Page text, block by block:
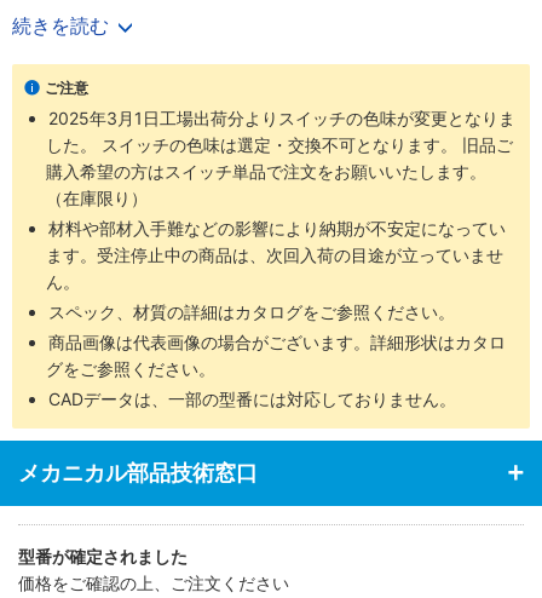
【20-シリーズ 銅系・フッ素系不可仕様】
・銅材質、フッ素材質を嫌う環境での使用に対応
・外形寸法は標準品と同一
続きを読む
ご注意
2025年3月1日工場出荷分よりスイッチの色味が変更となりま
した。 スイッチの色味は選定・交換不可となります。 旧品ご
購入希望の方はスイッチ単品で注文をお願いいたします。
（在庫限り）
材料や部材入手難などの影響により納期が不安定になってい
ます。受注停止中の商品は、次回入荷の目途が立っていませ
ん。
スペック、材質の詳細はカタログをご参照ください。
商品画像は代表画像の場合がございます。詳細形状はカタロ
グをご参照ください。
CADデータは、一部の型番には対応しておりません。
メカニカル部品技術窓口
型番が確定されました
価格をご確認の上、ご注文ください